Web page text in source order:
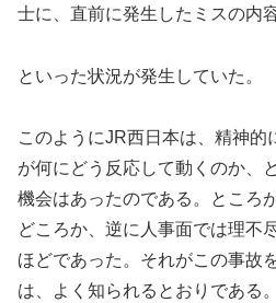
士に、直前に発生したミスの内
といった状況が発生していた。
このようにJR西日本は、精神的
が何にどう反応して動くのか、
機会はあったのである。ところ
どころか、逆に人事面では理不
ほどであった。それがこの事故
は、よく知られるとおりである。